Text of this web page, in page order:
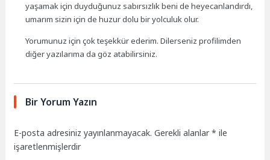
yaşamak için duyduğunuz sabırsızlık beni de heyecanlandırdı,
umarım sizin için de huzur dolu bir yolculuk olur.
Yorumunuz için çok teşekkür ederim. Dilerseniz profilimden
diğer yazılarıma da göz atabilirsiniz.
Bir Yorum Yazın
E-posta adresiniz yayınlanmayacak. Gerekli alanlar* ile
işaretlenmişlerdir